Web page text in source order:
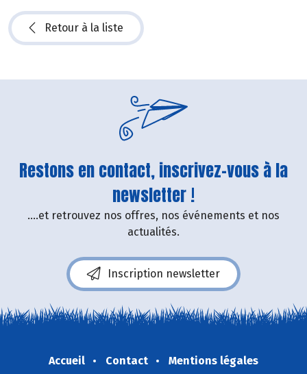
Retour à la liste
Restons en contact, inscrivez-vous à la
newsletter !
....et retrouvez nos offres, nos événements et nos
actualités.
Inscription newsletter
Accueil Contact
Mentions légales